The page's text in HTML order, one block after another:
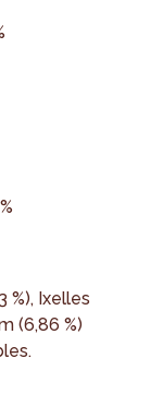
%), Ixelles
(6,86 %)